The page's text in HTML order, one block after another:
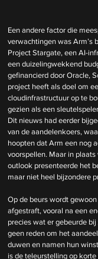
Een andere factor die
verwachtingen was Arm’s
Project Stargate, een AI-
een duizelingwekkend
gefinancierd door Oracle,
project heeft als doel om
cloudinfrastructuur op te
gezien als een
Dit nieuws had eerder
van de aandelenkoers,
hoopten dat Arm een nog
voorspellen. Maar in
outlook presenteerde het
maar niet heel bijzondere
Op de beurs wordt
afgestraft, vooral na een
precies wat er gebeurde
geen reden om het
duwen en namen hun
is de teleurstelling op